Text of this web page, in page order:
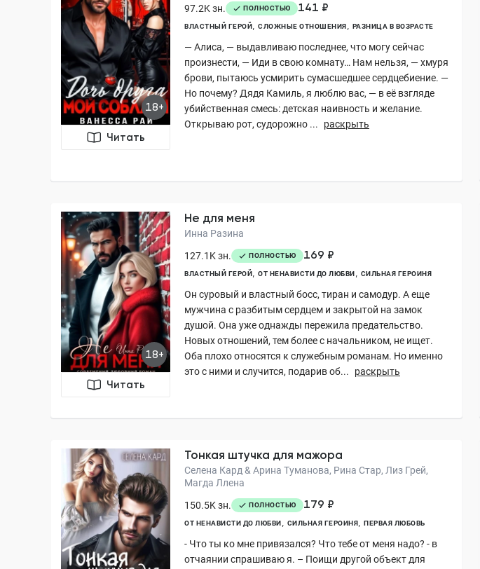
18+
Читать
97.2K зн.
ПОЛНОСТЬЮ 141 ₽
ВЛАСТНЫЙ ГЕРОЙ СЛОЖНЫЕ ОТНОШЕНИЯ РАЗНИЦА В ВОЗРАСТЕ
— Алиса, — выдавливаю последнее, что могу сейчас
произнести, — Иди в свою комнату… Нам нельзя, — хмуря
брови, пытаюсь усмирить сумасшедшее сердцебиение. —
Но почему? Дядя Камиль, я люблю вас, — в её взгляде
убийственная смесь: детская наивность и желание.
Открываю рот, судорожно ...
раскрыть
18+
Читать
Не для меня
Инна Разина
127.1K зн.
ПОЛНОСТЬЮ 169 ₽
ВЛАСТНЫЙ ГЕРОЙ ОТ НЕНАВИСТИ ДО ЛЮБВИ СИЛЬНАЯ ГЕРОИНЯ
Он суровый и властный босс, тиран и самодур. А еще
мужчина с разбитым сердцем и закрытой на замок
душой. Она уже однажды пережила предательство.
Новых отношений, тем более с начальником, не ищет.
Оба плохо относятся к служебным романам. Но именно
это с ними и случится, подарив об...
раскрыть
Тонкая штучка для мажора
Селена Кард & Арина Туманова, Рина Стар, Лиз Грей,
Магда Ллена
150.5K зн.
ПОЛНОСТЬЮ 179 ₽
ОТ НЕНАВИСТИ ДО ЛЮБВИ СИЛЬНАЯ ГЕРОИНЯ ПЕРВАЯ ЛЮБОВЬ
- Что ты ко мне привязался? Что тебе от меня надо? - в
отчаянии спрашиваю я. – Поищи другой объект для